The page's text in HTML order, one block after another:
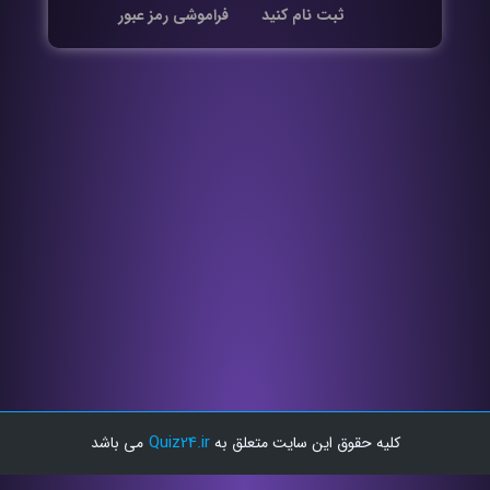
ثبت نام کنید فراموشی رمز عبور
کلیه حقوق این سایت متعلق بهQuiz24.ir می باشد